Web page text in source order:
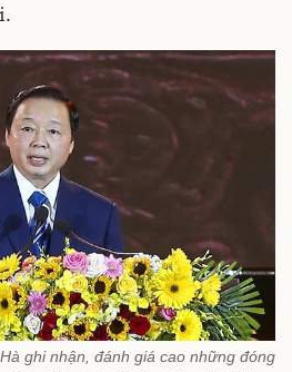
ghi nhận, đánh giá cao những đóng